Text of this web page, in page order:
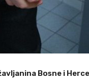
Bosne i